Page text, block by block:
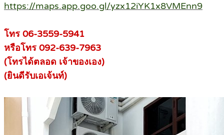
https://maps.app.goo.gl/yzx12iYK1x8VMEnn9
โทร 06-3559-5941
หรือโทร 092-639-7963
(โทรได้ตลอด เจ้าของเอง)
(ยินดีรับเอเจ้นท์)